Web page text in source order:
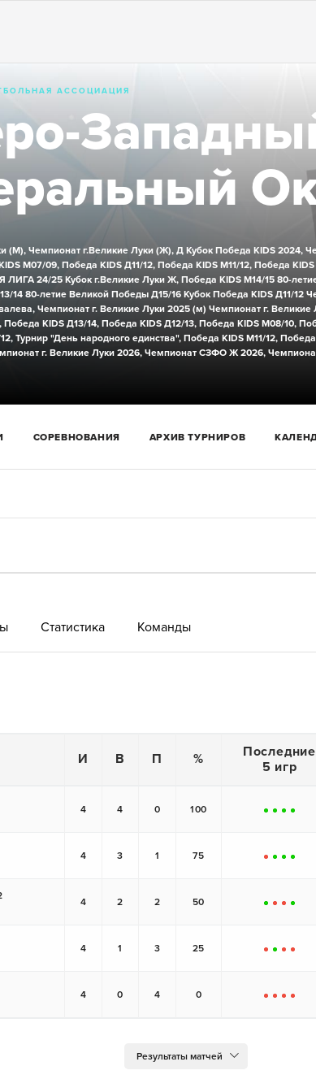
АССОЦИАЦИЯ
(М), Чемпионат г.Великие Луки (Ж), Д Кубок Победа KIDS 2024,
М07/09, Победа KIDS Д11/12, Победа KIDS М11/12, Победа
ЛИГА 24/25 Кубок г.Великие Луки Ж, Победа KIDS М14/15 80-
14 80-летие Великой Победы Д15/16 Кубок Победа KIDS Д11/12
Чемпионат г. Великие Луки 2025 (м) Чемпионат г. Великие
Победа KIDS Д13/14, Победа KIDS Д12/13, Победа KIDS М08/10,
Турнир "День народного единства", Победа KIDS М11/12, Победа
г. Великие Луки 2026, Чемпионат СЗФО Ж 2026,
СОРЕВНОВАНИЯ АРХИВ ТУРНИРОВ
Статистика Команды
И В П %
Последние
5 игр
4 4 0 100
+ + + +
4 3 1 75
- + + +
4 2 2 50
+ - - +
4 1 3 25
- + - -
4 0 4 0
- - - -